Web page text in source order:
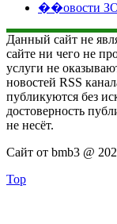
��овости
Данный сайт не
сайте ни чего не
услуги не
новостей RSS
публикуются без
достоверность
не несёт.
Сайт от bmb3 @
Top